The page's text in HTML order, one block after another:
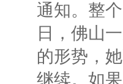
通知。整
日，佛山
的形势，
继续。如